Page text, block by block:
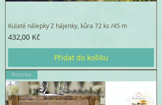
Kulaté nálepky Z hájenky, kůra 72 ks /45 m
Cena
432,00 Kč
Přidat do košíku
Novinka